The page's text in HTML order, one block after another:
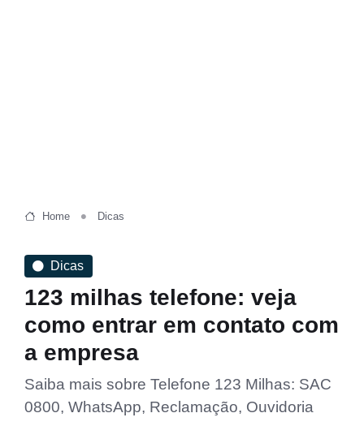
Home Dicas
Dicas
123 milhas telefone: veja
como entrar em contato com
a empresa
Saiba mais sobre Telefone 123 Milhas: SAC
0800, WhatsApp, Reclamação, Ouvidoria